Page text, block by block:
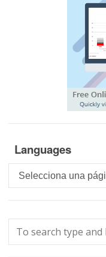
Languages
Languages